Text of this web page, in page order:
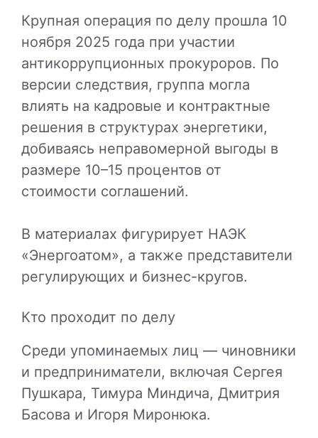
Крупная операция по делу прошла 10
ноября 2025 года при участии
антикоррупционных прокуроров. По
версии следствия, группа могла
влиять на кадровые и контрактные
решения в структурах энергетики,
добиваясь неправомерной выгоды в
размере 10–15 процентов от
стоимости соглашений.
В материалах фигурирует НАЭК
«Энергоатом», а также представители
регулирующих и бизнес-кругов.
Кто проходит по делу
Среди упоминаемых лиц — чиновники
и предприниматели, включая Сергея
Пушкара, Тимура Миндича, Дмитрия
Басова и Игоря Миронюка.